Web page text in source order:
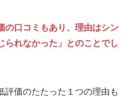
の口コミもあり、理由はシン
られなかった」とのことでし
評価のたたった１つの理由も